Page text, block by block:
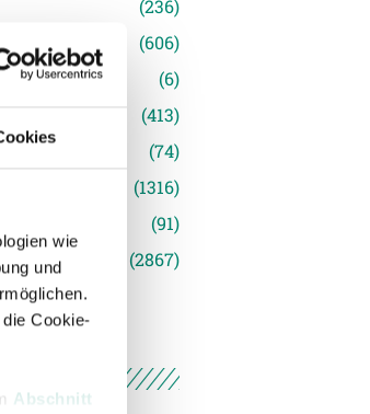
wie
und
Cookie-
Abschnitt
(236)
(606)
(6)
(413)
(74)
(1316)
(91)
(2867)